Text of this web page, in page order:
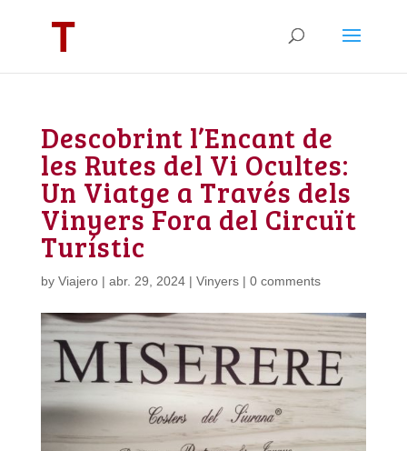
Descobrint l’Encant de
les Rutes del Vi Ocultes:
Un Viatge a Través dels
Vinyers Fora del Circuït
Turístic
by Viajero| abr. 29, 2024| Vinyers| 0 comments